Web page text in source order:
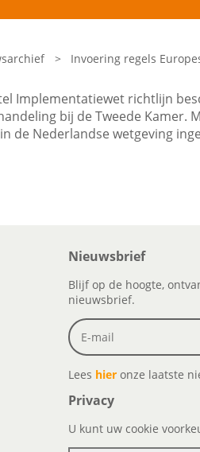
> Invoering regels
Implementatiewet richtlijn
bij de Tweede Kamer.
de Nederlandse wetgeving
Nieuwsbrief
Blijf op de hoogte,
nieuwsbrief.
Lees hier onze laatste
Privacy
U kunt uw cookie